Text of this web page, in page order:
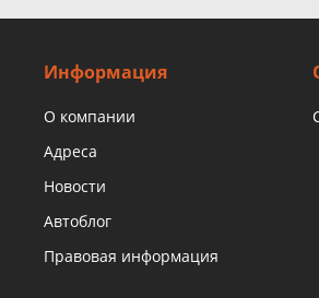
Информация
О компании
Адреса
Новости
Автоблог
Правовая информация